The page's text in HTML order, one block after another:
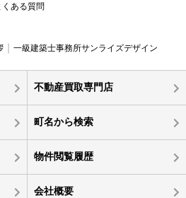
くある質問
一級建築士事務所サンライズデザイン
不動産買取専門店
町名から検索
物件閲覧履歴
会社概要